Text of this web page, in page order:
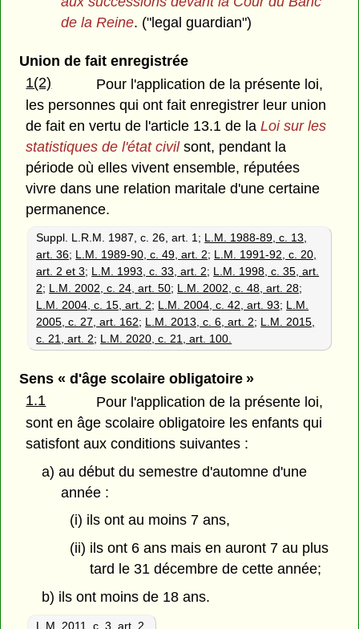
de la Reine. ("legal guardian")
Union de fait enregistrée
1(2)
Pour l'application de la présente loi,
les personnes qui ont fait enregistrer leur union
de fait en vertu de l'article 13.1 de laLoi sur les
statistiques de l'état civilsont, pendant la
période où elles vivent ensemble, réputées
vivre dans une relation maritale d'une certaine
permanence.
Suppl. L.R.M. 1987, c. 26, art. 1; L.M. 1988-89, c. 13,
art. 36; L.M. 1989-90, c. 49, art. 2; L.M. 1991-92, c. 20,
art. 2 et 3; L.M. 1993, c. 33, art. 2; L.M. 1998, c. 35, art.
2; L.M. 2002, c. 24, art. 50; L.M. 2002, c. 48, art. 28;
L.M. 2004, c. 15, art. 2; L.M. 2004, c. 42, art. 93; L.M.
2005, c. 27, art. 162; L.M. 2013, c. 6, art. 2; L.M. 2015,
c. 21, art. 2; L.M. 2020, c. 21, art. 100.
Sens « d'âge scolaire obligatoire »
1.1
Pour l'application de la présente loi,
sont en âge scolaire obligatoire les enfants qui
satisfont aux conditions suivantes :
a) au début du semestre d'automne d'une
année :
(i) ils ont au moins 7 ans,
(ii) ils ont 6 ans mais en auront 7 au plus
tard le 31 décembre de cette année;
b) ils ont moins de 18 ans.
L.M. 2011, c. 3, art. 2.